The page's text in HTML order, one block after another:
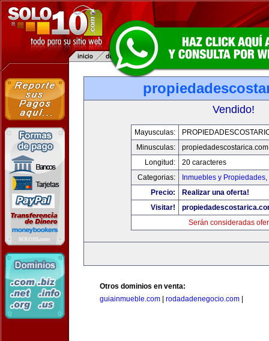
Vendido!
Mayusculas:
Minusculas:
propiedadescostarica.com
Longitud:
20 caracteres
Categorias:
Inmuebles y Propiedades,
Precio:
Realizar una oferta!
Visitar!
Serán consideradas
Otros dominios en venta:
guiainmueble.com
rodadadenegocio.com